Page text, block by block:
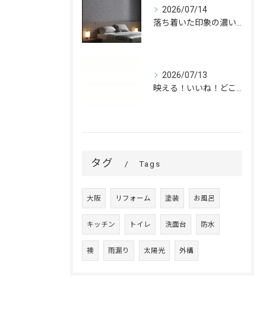
2026/07/14
落ち着いた印象の濃いグレーが、お部屋をワンランク上の空間へ。
2026/07/13
映える！いいね！どこでも高槻✨
タグ Tags
大阪 リフォーム 塗装 お風呂
キッチン トイレ 洗面台 防水
襖 雨漏り 太陽光 外構